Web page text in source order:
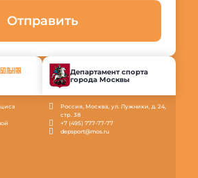
Отправить
Департамент спорта
города Москвы
Россия, Москва, ул. Лужники, д. 24,
стр. 38
+7 (495) 777-77-77
depsport@mos.ru